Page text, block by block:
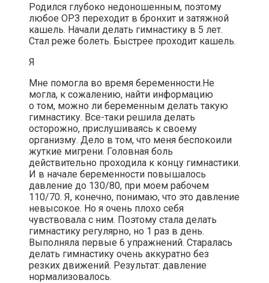
Родился глубоко недоношенным, поэтому
любое ОРЗ переходит в бронхит и затяжной
кашель. Начали делать гимнастику в 5 лет.
Стал реже болеть. Быстрее проходит кашель.
Я
Мне помогла во время беременности.Не
могла, к сожалению, найти информацию
о том, можно ли беременным делать такую
гимнастику. Все-таки решила делать
осторожно, прислушиваясь к своему
организму. Дело в том, что меня беспокоили
жуткие мигрени. Головная боль
действительно проходила к концу гимнастики.
И в начале беременности повышалось
давление до 130/80, при моем рабочем
110/70. Я, конечно, понимаю, что это давление
невысокое. Но я очень плохо себя
чувствовала с ним. Поэтому стала делать
гимнастику регулярно, но 1 раз в день.
Выполняла первые 6 упражнений. Старалась
делать гимнастику очень аккуратно без
резких движений. Результат: давление
нормализовалось.